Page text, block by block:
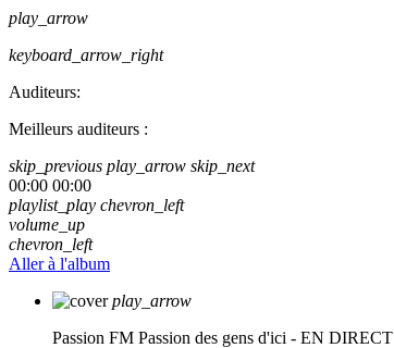
play_arrow
keyboard_arrow_right
Auditeurs:
Meilleurs auditeurs :
skip_previous play_arrow skip_next
00:00 00:00
playlist_play chevron_left
volume_up
chevron_left
Aller à l'album
play_arrow
Passion FM Passion des gens d'ici - EN DIRECT